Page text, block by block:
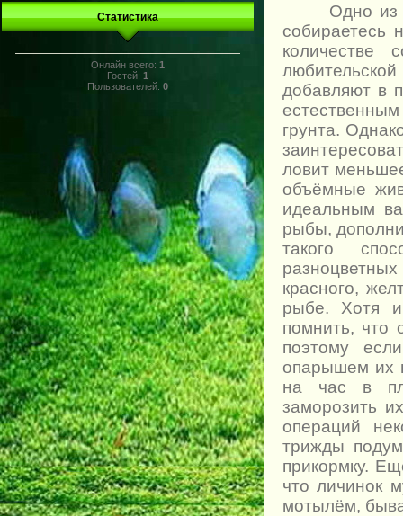
Статистика
Онлайн всего: 1
Гостей: 1
Пользователей: 0
Одно из
собираетесь
количестве
добавляют в
грунта.
ловит
объёмные
идеальным
рыбы,
такого
красного,
рыбе. Хотя
помнить, что
поэтому
опарышем их
на час в
заморозить
операций
трижды
прикормку.
что личинок
мотылём,